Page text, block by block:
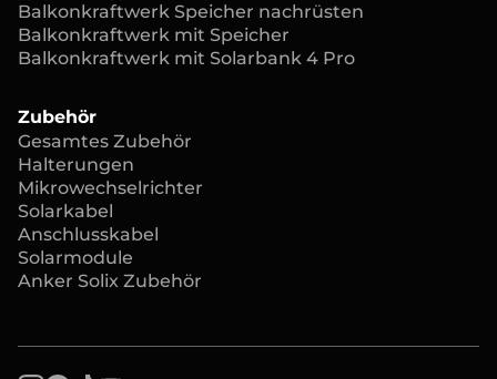
Balkonkraftwerk Speicher nachrüsten
Balkonkraftwerk mit Speicher
Balkonkraftwerk mit Solarbank 4 Pro
Zubehör
Gesamtes Zubehör
Halterungen
Mikrowechselrichter
Solarkabel
Anschlusskabel
Solarmodule
Anker Solix Zubehör